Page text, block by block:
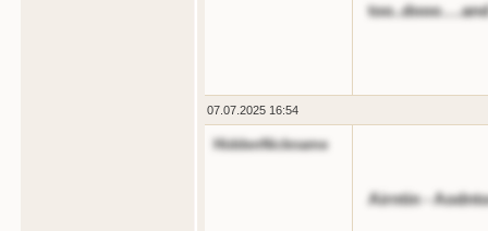
07.07.2025 16:54
HiddenNickname
Airntin -